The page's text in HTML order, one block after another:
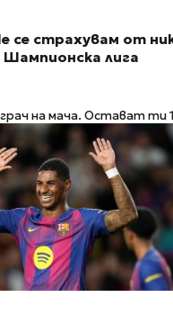
се страхувам от
Шампионска лига
на мача. Остават ти